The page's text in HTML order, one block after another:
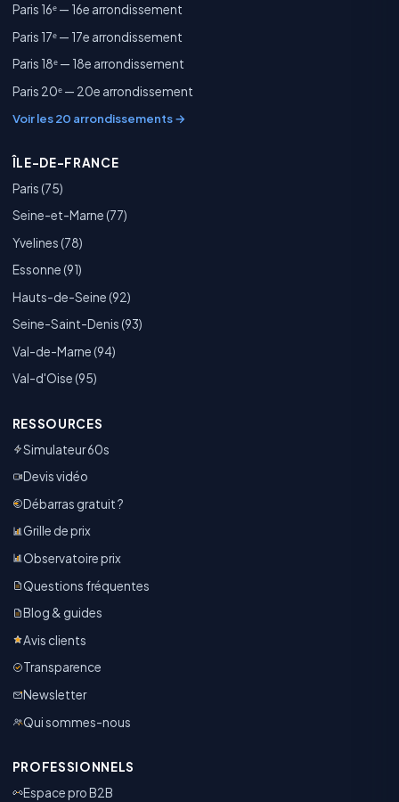
Paris 16ᵉ — 16e arrondissement
Paris 17ᵉ — 17e arrondissement
Paris 18ᵉ — 18e arrondissement
Paris 20ᵉ — 20e arrondissement
Voir les 20 arrondissements →
ÎLE-DE-FRANCE
Paris (75)
Seine-et-Marne (77)
Yvelines (78)
Essonne (91)
Hauts-de-Seine (92)
Seine-Saint-Denis (93)
Val-de-Marne (94)
Val-d'Oise (95)
RESSOURCES
Simulateur 60s
Devis vidéo
Débarras gratuit ?
Grille de prix
Observatoire prix
Questions fréquentes
Blog & guides
Avis clients
Transparence
Newsletter
Qui sommes-nous
PROFESSIONNELS
Espace pro B2B